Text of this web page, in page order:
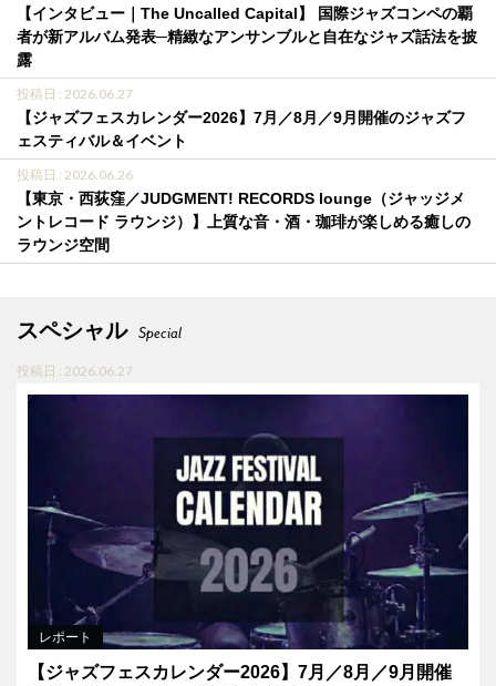
【インタビュー｜The Uncalled Capital】 国際ジャズコンペの覇
者が新アルバム発表─精緻なアンサンブルと自在なジャズ話法を披
露
投稿日 : 2026.06.27
【ジャズフェスカレンダー2026】7月／8月／9月開催のジャズフ
ェスティバル＆イベント
投稿日 : 2026.06.26
【東京・西荻窪／JUDGMENT! RECORDS lounge（ジャッジメ
ントレコード ラウンジ）】上質な音・酒・珈琲が楽しめる癒しの
ラウンジ空間
スペシャル Special
投稿日 : 2026.06.27
レポート
【ジャズフェスカレンダー2026】7月／8月／9月開催